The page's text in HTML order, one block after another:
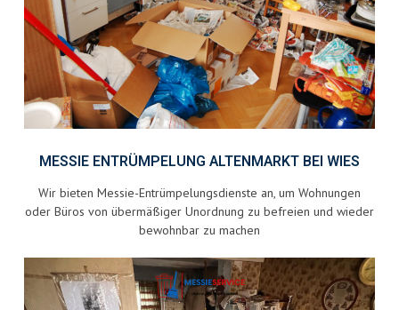
MESSIE ENTRÜMPELUNG ALTENMARKT BEI WIES
Wir bieten Messie-Entrümpelungsdienste an, um Wohnungen
oder Büros von übermäßiger Unordnung zu befreien und wieder
bewohnbar zu machen